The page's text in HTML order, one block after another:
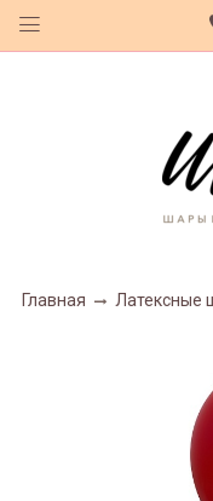
Главная Латексные